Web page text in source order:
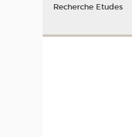
Recherche Etudes